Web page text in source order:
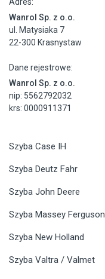
Wanrol Sp. z o.o.
ul. Matysiaka 7
22-300 Krasnystaw
Dane rejestrowe:
Wanrol Sp. z o.o.
nip: 5562792032
krs: 0000911371
Szyba Case IH
Szyba Deutz Fahr
Szyba John Deere
Szyba Massey Ferguson
Szyba New Holland
Szyba Valtra / Valmet